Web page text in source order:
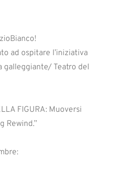
ad ospitare l’iniziativa
galleggiante/ Teatro del
FIGURA: Muoversi
Rewind.”